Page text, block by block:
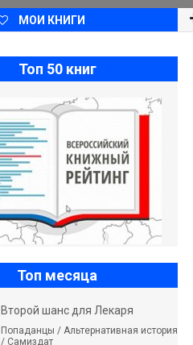
МОИ КНИГИ
Топ 50 книг
Топ месяца
Второй шанс для Лекаря
Попаданцы / Альтернативная история
/ Самиздат